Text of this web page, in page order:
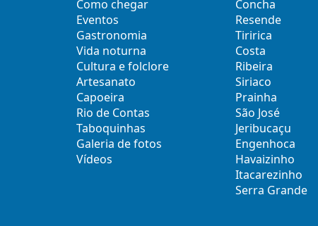
Como chegar
Eventos
Gastronomia
Vida noturna
Cultura e folclore
Artesanato
Capoeira
Rio de Contas
Taboquinhas
Galeria de fotos
Vídeos
Concha
Resende
Tiririca
Costa
Ribeira
Siriaco
Prainha
São José
Jeribucaçu
Engenhoca
Havaizinho
Itacarezinho
Serra Grande